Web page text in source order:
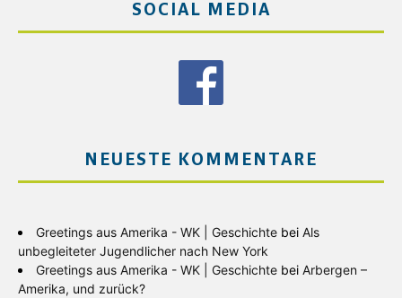
SOCIAL MEDIA
NEUESTE KOMMENTARE
Greetings aus Amerika - WK | Geschichte bei Als
unbegleiteter Jugendlicher nach New York
Greetings aus Amerika - WK | Geschichte bei Arbergen –
Amerika, und zurück?